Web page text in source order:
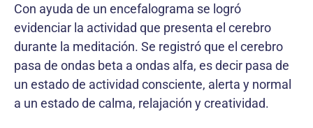
Con ayuda de un encefalograma se logró
evidenciar la actividad que presenta el cerebro
durante la meditación. Se registró que el cerebro
pasa de ondas beta a ondas alfa, es decir pasa de
un estado de actividad consciente, alerta y normal
a un estado de calma, relajación y creatividad.